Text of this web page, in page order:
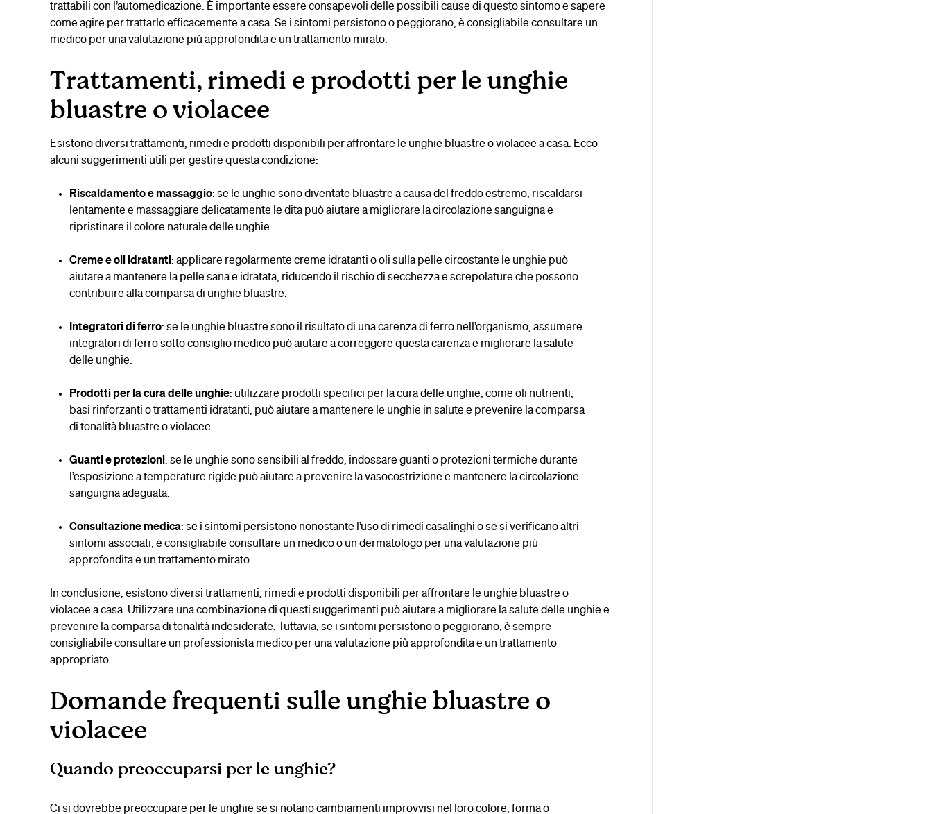
trattabili con l’automedicazione. È importante essere consapevoli delle possibili cause di questo sintomo e sapere
come agire per trattarlo efficacemente a casa. Se i sintomi persistono o peggiorano, è consigliabile consultare un
medico per una valutazione più approfondita e un trattamento mirato.
Trattamenti, rimedi e prodotti per le unghie
bluastre o violacee
Esistono diversi trattamenti, rimedi e prodotti disponibili per affrontare le unghie bluastre o violacee a casa. Ecco
alcuni suggerimenti utili per gestire questa condizione:
Riscaldamento e massaggio: se le unghie sono diventate bluastre a causa del freddo estremo, riscaldarsi
lentamente e massaggiare delicatamente le dita può aiutare a migliorare la circolazione sanguigna e
ripristinare il colore naturale delle unghie.
Creme e oli idratanti: applicare regolarmente creme idratanti o oli sulla pelle circostante le unghie può
aiutare a mantenere la pelle sana e idratata, riducendo il rischio di secchezza e screpolature che possono
contribuire alla comparsa di unghie bluastre.
Integratori di ferro: se le unghie bluastre sono il risultato di una carenza di ferro nell’organismo, assumere
integratori di ferro sotto consiglio medico può aiutare a correggere questa carenza e migliorare la salute
delle unghie.
Prodotti per la cura delle unghie: utilizzare prodotti specifici per la cura delle unghie, come oli nutrienti,
basi rinforzanti o trattamenti idratanti, può aiutare a mantenere le unghie in salute e prevenire la comparsa
di tonalità bluastre o violacee.
Guanti e protezioni: se le unghie sono sensibili al freddo, indossare guanti o protezioni termiche durante
l’esposizione a temperature rigide può aiutare a prevenire la vasocostrizione e mantenere la circolazione
sanguigna adeguata.
Consultazione medica: se i sintomi persistono nonostante l’uso di rimedi casalinghi o se si verificano altri
sintomi associati, è consigliabile consultare un medico o un dermatologo per una valutazione più
approfondita e un trattamento mirato.
In conclusione, esistono diversi trattamenti, rimedi e prodotti disponibili per affrontare le unghie bluastre o
violacee a casa. Utilizzare una combinazione di questi suggerimenti può aiutare a migliorare la salute delle unghie e
prevenire la comparsa di tonalità indesiderate. Tuttavia, se i sintomi persistono o peggiorano, è sempre
consigliabile consultare un professionista medico per una valutazione più approfondita e un trattamento
appropriato.
Domande frequenti sulle unghie bluastre o
violacee
Quando preoccuparsi per le unghie?
Ci si dovrebbe preoccupare per le unghie se si notano cambiamenti improvvisi nel loro colore, forma o